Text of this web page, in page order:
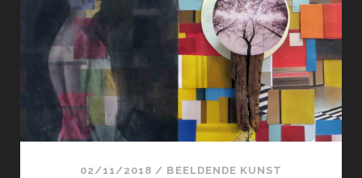
02/11/2018 / BEELDENDE KUNST